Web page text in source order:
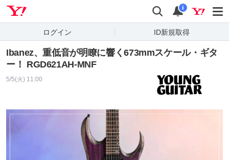
検索 通知
i
ログイン ID新規取得
Ibanez、重低音が明瞭に響く673mmスケール・ギタ
ー！ RGD621AH-MNF
5/5(火) 11:00